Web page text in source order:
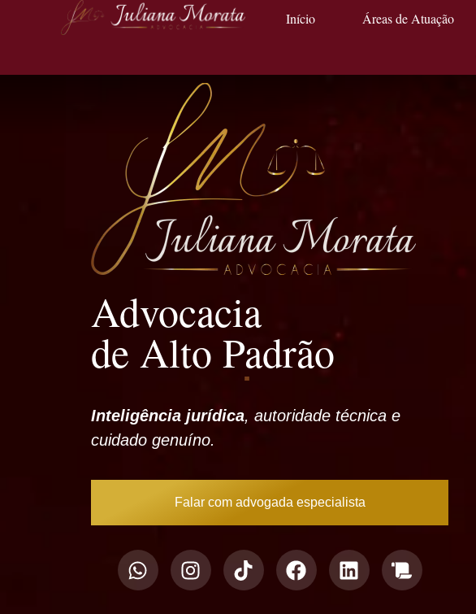
Início Áreas de Atuação
Advocacia
de Alto Padrão
Inteligência jurídica, autoridade técnica e
cuidado genuíno.
Falar com advogada especialista